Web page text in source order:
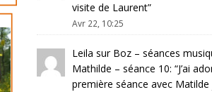
visite de Laurent”
Avr 22, 10:25
Leila sur Boz – séances
Mathilde – séance 10: “J’ai
première séance avec Matilde